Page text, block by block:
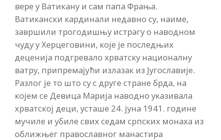
вере у Ватикану и сам папа Фрања.
Ватикански кардинали недавно су, наиме,
завршили трогодишњу истрагу о наводном
чуду у Херцеговини, које је последњих
деценија подгревало хрватску националну
ватру, припремајући излазак из Југославије.
Разлог је то што су с друге стране брда, на
којем се Девица Марија наводно указивала
хрватској деци, усташе 24. јуна 1941. године
мучиле и убиле свих седам српских монаха из
оближњег православног манастира